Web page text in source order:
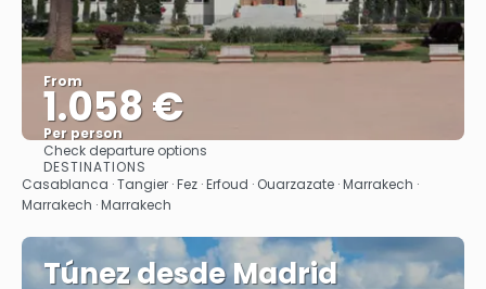
From
1.058 €
Per person
Check departure options
DESTINATIONS
Casablanca · Tangier · Fez · Erfoud · Ouarzazate · Marrakech ·
Marrakech · Marrakech
Túnez desde Madrid